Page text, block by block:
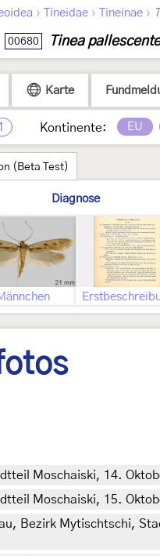
› Tineidae › Tineinae ›
00680 Tinea
Karte
Kontinente: EU
(Beta Test)
Diagnose
Moschaiski, 14.
Moschaiski, 15.
Bezirk Mytischtschi,